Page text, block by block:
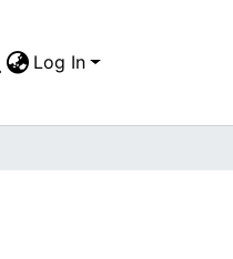
Log In